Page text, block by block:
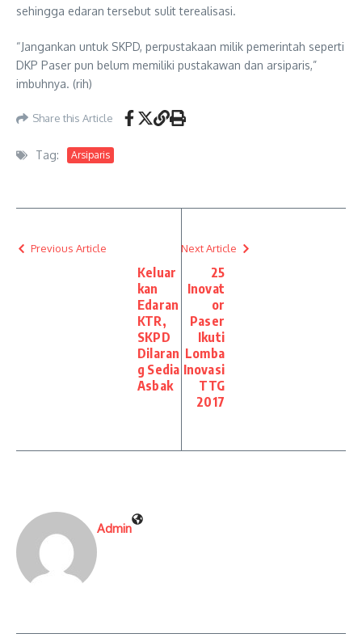
sehingga edaran tersebut sulit terealisasi.
“Jangankan untuk SKPD, perpustakaan milik pemerintah seperti
DKP Paser pun belum memiliki pustakawan dan arsiparis,”
imbuhnya. (rih)
Share this Article
Tag: Arsiparis
Previous Article
Keluar
kan
Edaran
KTR,
SKPD
Dilaran
g Sedia
Asbak
Next Article
25
Inovat
or
Paser
Ikuti
Lomba
Inovasi
TTG
2017
Admin